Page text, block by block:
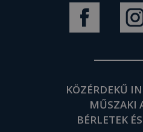
KÖZÉRDEKŰ
MŰSZAKI
BÉRLETEK